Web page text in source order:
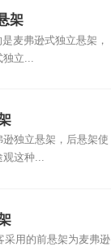
架
麦弗逊式独立悬架，
立...
独立悬架，后悬架使
观这种...
采用的前悬架为麦弗逊